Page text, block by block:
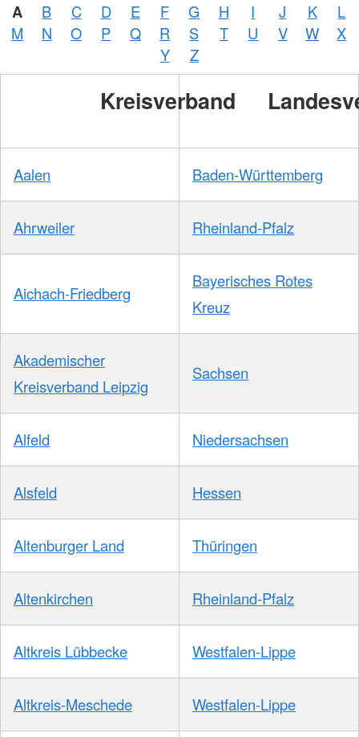
A B C D E F G H I J K
L
M
N O P Q R S T U V W
X
Y
Z
Kreisverband
Aalen Baden-Württemberg
Ahrweiler Rheinland-Pfalz
Aichach-Friedberg
Bayerisches Rotes
Kreuz
Akademischer
Kreisverband Leipzig
Sachsen
Alfeld Niedersachsen
Alsfeld Hessen
Altenburger Land Thüringen
Altenkirchen Rheinland-Pfalz
Altkreis Lübbecke Westfalen-Lippe
Altkreis-Meschede Westfalen-Lippe